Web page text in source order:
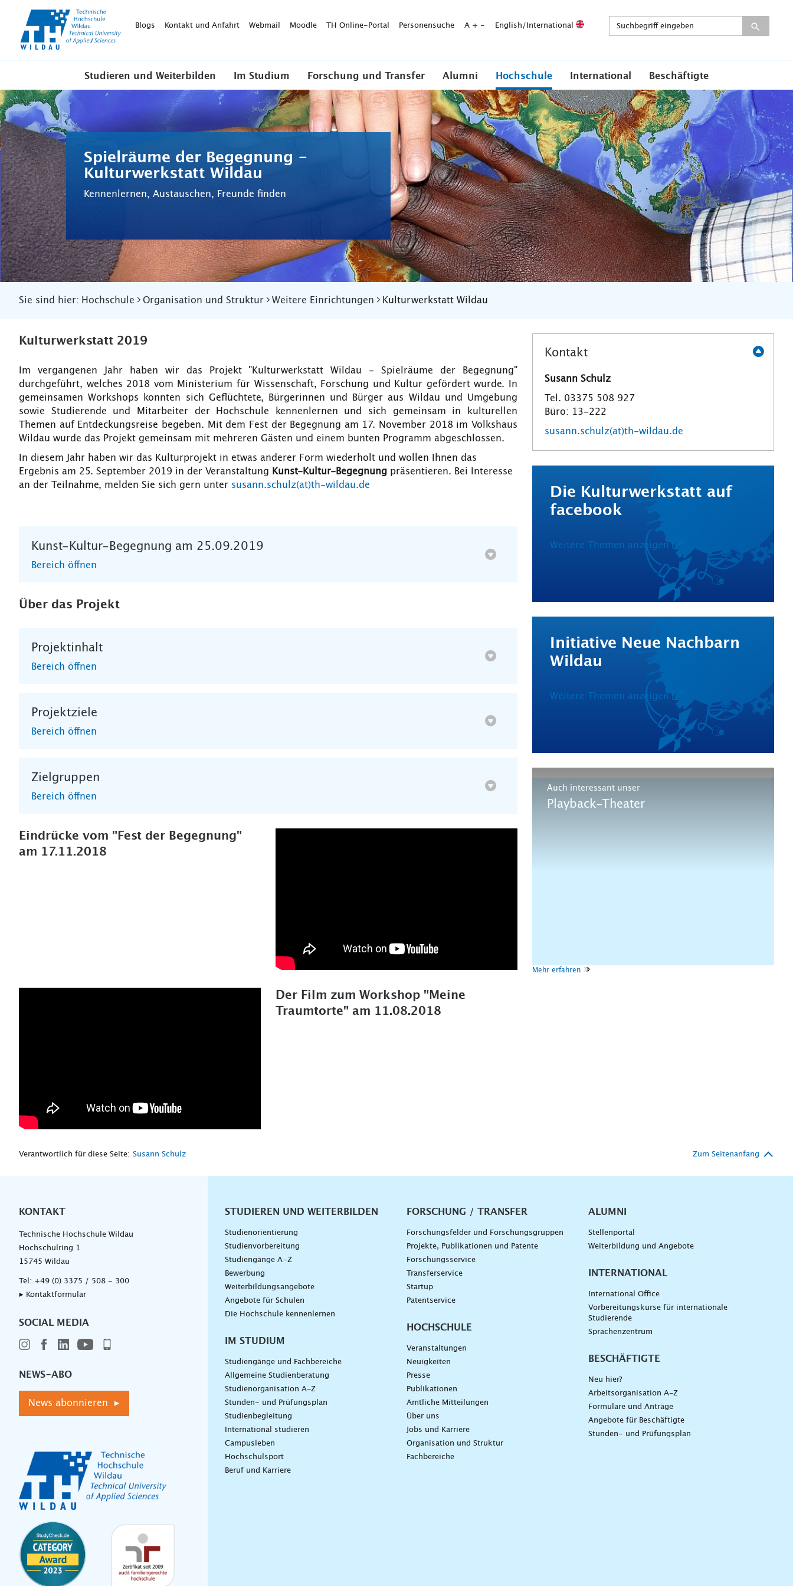
WildauBlogs Kontakt und Anfahrt Webmail Moodle TH Online-Portal Personensuche A + - English/International
Studieren und Weiterbilden Im Studium Forschung und Transfer Alumni Hochschule International Beschäftigte
Spielräume der Begegnung -
Kulturwerkstatt Wildau
Kennenlernen, Austauschen, Freunde finden
Sie sind hier: Hochschule Organisation und Struktur Weitere Einrichtungen Kulturwerkstatt Wildau
Kulturwerkstatt 2019
Im vergangenen Jahr haben wir das Projekt "Kulturwerkstatt Wildau - Spielräume der Begegnung"
durchgeführt, welches 2018 vom Ministerium für Wissenschaft, Forschung und Kultur gefördert wurde. In
gemeinsamen Workshops konnten sich Geflüchtete, Bürgerinnen und Bürger aus Wildau und Umgebung
sowie Studierende und Mitarbeiter der Hochschule kennenlernen und sich gemeinsam in kulturellen
Themen auf Entdeckungsreise begeben. Mit dem Fest der Begegnung am 17. November 2018 im Volkshaus
Wildau wurde das Projekt gemeinsam mit mehreren Gästen und einem bunten Programm abgeschlossen.
In diesem Jahr haben wir das Kulturprojekt in etwas anderer Form wiederholt und wollen Ihnen das
Ergebnis am 25. September 2019 in der Veranstaltung Kunst-Kultur-Begegnung präsentieren. Bei Interesse
an der Teilnahme, melden Sie sich gern unter susann.schulz(at)th-wildau.de
Kunst-Kultur-Begegnung am 25.09.2019
Bereich öffnen
Über das Projekt
Projektinhalt
Bereich öffnen
Projektziele
Bereich öffnen
Zielgruppen
Bereich öffnen
Eindrücke vom "Fest der Begegnung"
am 17.11.2018
Der Film zum Workshop "Meine
Traumtorte" am 11.08.2018
Kontakt
Susann Schulz
Tel. 03375 508 927
Büro: 13-222
susann.schulz(at)th-wildau.de
Die Kulturwerkstatt auf
facebook
Weitere Themen anzeigen
Initiative Neue Nachbarn
Wildau
Weitere Themen anzeigen
Auch interessant unser
Playback-Theater
Mehr erfahren
Verantwortlich für diese Seite: Susann Schulz Zum Seitenanfang
KONTAKT
Technische Hochschule Wildau
Hochschulring 1
15745 Wildau
Tel: +49 (0) 3375 / 508 - 300
▸ Kontaktformular
SOCIAL MEDIA
NEWS-ABO
News abonnieren ▸
Unternavigation
STUDIEREN UND WEITERBILDEN
Studienorientierung
Studienvorbereitung
Studiengänge A–Z
Bewerbung
Weiterbildungsangebote
Angebote für Schulen
Die Hochschule kennenlernen
IM STUDIUM
Studiengänge und Fachbereiche
Allgemeine Studienberatung
Studienorganisation A-Z
Stunden- und Prüfungsplan
Studienbegleitung
International studieren
Campusleben
Hochschulsport
Beruf und Karriere
FORSCHUNG / TRANSFER
Forschungsfelder und Forschungsgruppen
Projekte, Publikationen und Patente
Forschungsservice
Transferservice
Startup
Patentservice
HOCHSCHULE
Veranstaltungen
Neuigkeiten
Presse
Publikationen
Amtliche Mitteilungen
Über uns
Jobs und Karriere
Organisation und Struktur
Fachbereiche
ALUMNI
Stellenportal
Weiterbildung und Angebote
INTERNATIONAL
International Office
Vorbereitungskurse für internationale
Studierende
Sprachenzentrum
BESCHÄFTIGTE
Neu hier?
Arbeitsorganisation A-Z
Formulare und Anträge
Angebote für Beschäftigte
Stunden- und Prüfungsplan